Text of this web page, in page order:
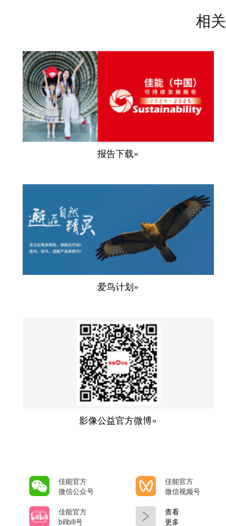
相
报告下载»
爱鸟计划»
影像公益官方微博»
佳能官方
微信公众号
佳能官方
微信视频号
佳能官方
bilibili号
查看
更多